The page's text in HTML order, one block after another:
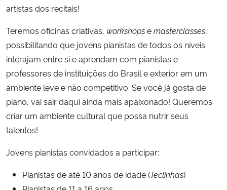
Ministério do Turismo
Ministério do Desenvolvimento Regional
Controladoria-Geral da União
Ministério da Mulher, da Família e dos Direitos Humanos
Secretaria-Geral
artistas dos recitais!
Teremos oficinas criativas, workshopsemasterclasses,
possibilitando que jovens pianistas de todos os níveis
interajam entre si e aprendam com pianistas e
professores de instituições do Brasil e exterior em um
ambiente leve e não competitivo. Se você já gosta de
piano, vai sair daqui ainda mais apaixonado! Queremos
criar um ambiente cultural que possa nutrir seus
talentos!
Jovens pianistas convidados a participar:
Pianistas de até 10 anos de idade (Teclinhas)